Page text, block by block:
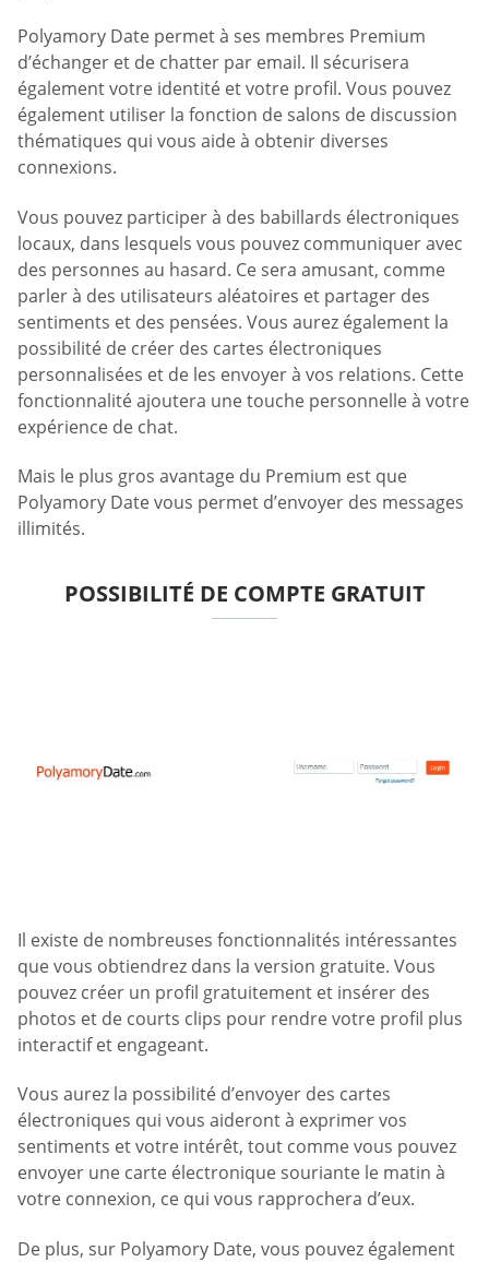
Polyamory Date permet à ses membres Premium
d’échanger et de chatter par email. Il sécurisera
également votre identité et votre profil. Vous pouvez
également utiliser la fonction de salons de discussion
thématiques qui vous aide à obtenir diverses
connexions.
Vous pouvez participer à des babillards électroniques
locaux, dans lesquels vous pouvez communiquer avec
des personnes au hasard. Ce sera amusant, comme
parler à des utilisateurs aléatoires et partager des
sentiments et des pensées. Vous aurez également la
possibilité de créer des cartes électroniques
personnalisées et de les envoyer à vos relations. Cette
fonctionnalité ajoutera une touche personnelle à votre
expérience de chat.
Mais le plus gros avantage du Premium est que
Polyamory Date vous permet d’envoyer des messages
illimités.
POSSIBILITÉ DE COMPTE GRATUIT
Il existe de nombreuses fonctionnalités intéressantes
que vous obtiendrez dans la version gratuite. Vous
pouvez créer un profil gratuitement et insérer des
photos et de courts clips pour rendre votre profil plus
interactif et engageant.
Vous aurez la possibilité d’envoyer des cartes
électroniques qui vous aideront à exprimer vos
sentiments et votre intérêt, tout comme vous pouvez
envoyer une carte électronique souriante le matin à
votre connexion, ce qui vous rapprochera d’eux.
De plus, sur Polyamory Date, vous pouvez également